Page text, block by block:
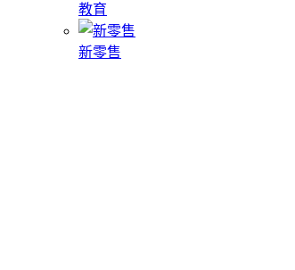
教育
新零售